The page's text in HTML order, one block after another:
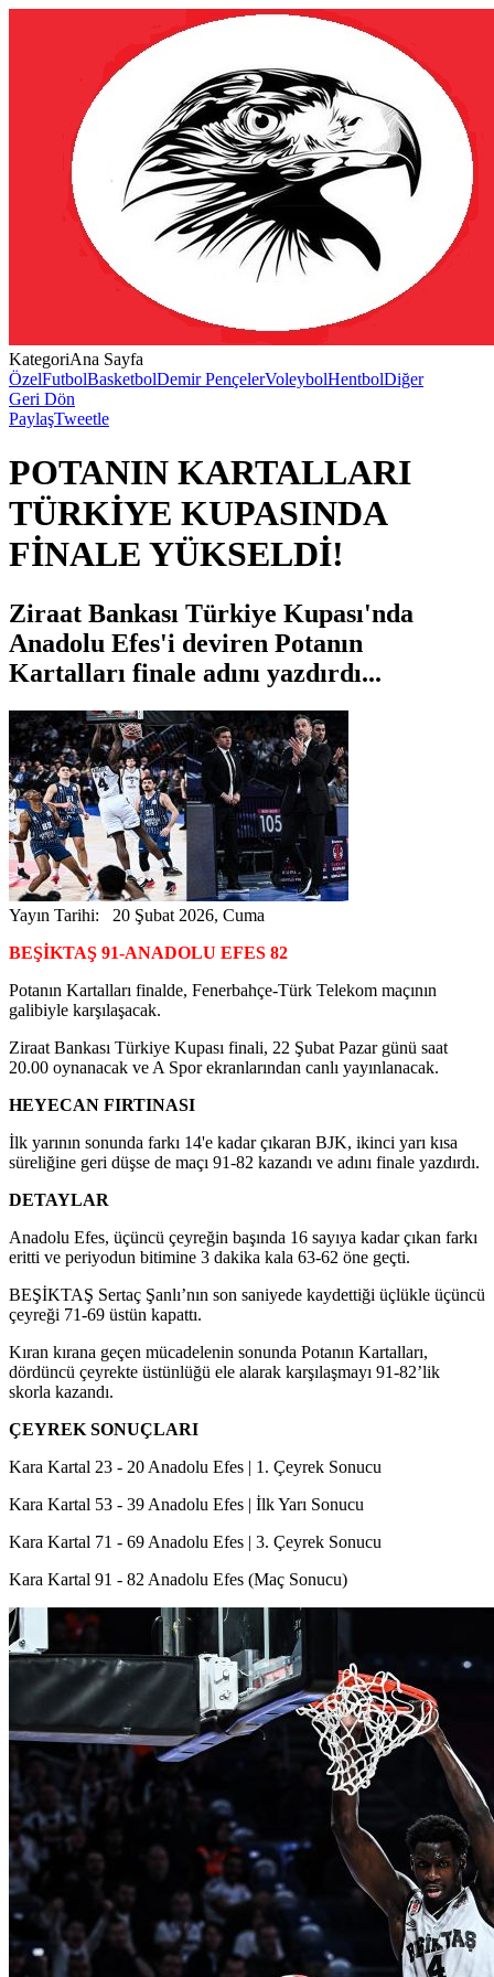
KategoriAna Sayfa
ÖzelFutbolBasketbolDemir PençelerVoleybolHentbolDiğer
Geri Dön
PaylaşTweetle
POTANIN KARTALLARI
TÜRKİYE KUPASINDA
FİNALE YÜKSELDİ!
Ziraat Bankası Türkiye Kupası'nda
Anadolu Efes'i deviren Potanın
Kartalları finale adını yazdırdı...
Yayın Tarihi: 20 Şubat 2026, Cuma
BEŞİKTAŞ 91-ANADOLU EFES 82
Potanın Kartalları finalde, Fenerbahçe-Türk Telekom maçının
galibiyle karşılaşacak.
Ziraat Bankası Türkiye Kupası finali, 22 Şubat Pazar günü saat
20.00 oynanacak ve A Spor ekranlarından canlı yayınlanacak.
HEYECAN FIRTINASI
İlk yarının sonunda farkı 14'e kadar çıkaran BJK, ikinci yarı kısa
süreliğine geri düşse de maçı 91-82 kazandı ve adını finale yazdırdı.
DETAYLAR
Anadolu Efes, üçüncü çeyreğin başında 16 sayıya kadar çıkan farkı
eritti ve periyodun bitimine 3 dakika kala 63-62 öne geçti.
BEŞİKTAŞ Sertaç Şanlı’nın son saniyede kaydettiği üçlükle üçüncü
çeyreği 71-69 üstün kapattı.
Kıran kırana geçen mücadelenin sonunda Potanın Kartalları,
dördüncü çeyrekte üstünlüğü ele alarak karşılaşmayı 91-82’lik
skorla kazandı.
ÇEYREK SONUÇLARI
Kara Kartal 23 - 20 Anadolu Efes | 1. Çeyrek Sonucu
Kara Kartal 53 - 39 Anadolu Efes | İlk Yarı Sonucu
Kara Kartal 71 - 69 Anadolu Efes | 3. Çeyrek Sonucu
Kara Kartal 91 - 82 Anadolu Efes (Maç Sonucu)